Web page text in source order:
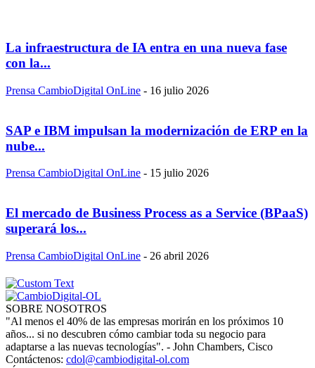
La infraestructura de IA entra en una nueva fase
con la...
Prensa CambioDigital OnLine - 16 julio 2026
SAP e IBM impulsan la modernización de ERP en la
nube...
Prensa CambioDigital OnLine - 15 julio 2026
El mercado de Business Process as a Service (BPaaS)
superará los...
Prensa CambioDigital OnLine - 26 abril 2026
SOBRE NOSOTROS
"Al menos el 40% de las empresas morirán en los próximos 10
años... si no descubren cómo cambiar toda su negocio para
adaptarse a las nuevas tecnologías". - John Chambers, Cisco
Contáctenos: cdol@cambiodigital-ol.com